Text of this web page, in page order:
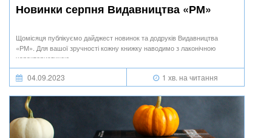
Новинки серпня Видавництва «РМ»
Щомісяця публікуємо дайджест новинок та додруків Видавництва
«РМ». Для вашої зручності кожну книжку наводимо з лаконічною
характеристикою.
04.09.2023 1 хв. на читання